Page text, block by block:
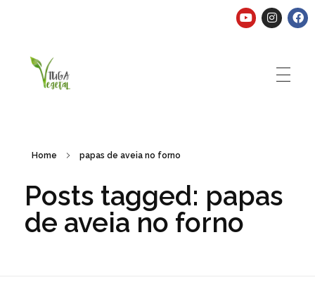
Home papas de aveia no forno
Posts tagged: papas
de aveia no forno